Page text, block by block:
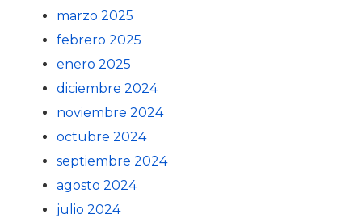
marzo 2025
febrero 2025
enero 2025
diciembre 2024
noviembre 2024
octubre 2024
septiembre 2024
agosto 2024
julio 2024